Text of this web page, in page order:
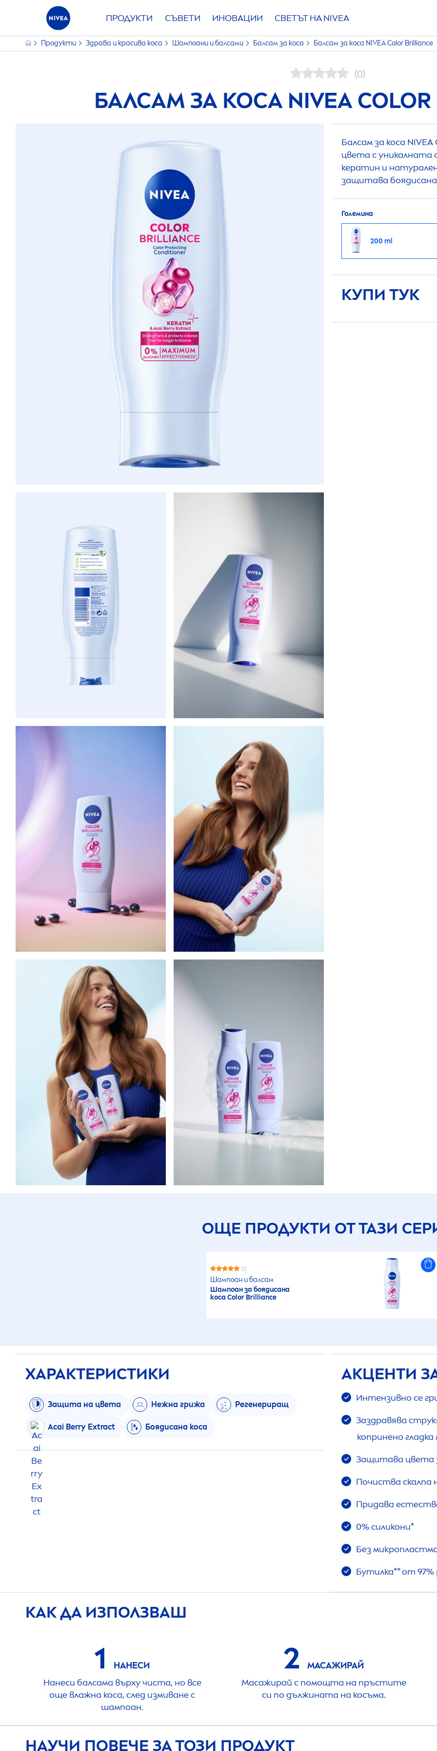
ПРОДУКТИ СЪВЕТИ ИНОВАЦИИ СВЕТЪТ НАNIVEA
Продукти Здрава и красива коса Шампоани и балсами Балсам за коса Балсам за коса NIVEAColor Brilliance
(0)
БАЛСАМ ЗА КОСА NIVEA COLOR
Балсам за коса NIVEA
цвета с уникалната
кератин и
защитава
Големина
200 ml
КУПИ ТУК
ОЩЕ ПРОДУКТИ ОТ ТАЗИ
(1)
Шампоан и балсам
Шампоан за боядисана
коса ColorBrilliance
ХАРАКТЕРИСТИКИ
Защита на цвета Нежна грижа Регенериращ
Acai Berry Extract Боядисана коса
АКЦЕНТИ
Интензивно се
Заздравява
копринено
Защитава цвета
Почиства скалпа
Придава
0% силикони*
Без
Бутилка** от
КАК ДА ИЗПОЛЗВАШ
1
НАНЕСИ
Нанеси балсама върху чиста, но все
още влажна коса, след измиване с
шампоан.
2
МАСАЖИРАЙ
Масажирай с помощта на пръстите
си по дължината на косъма.
НАУЧИ ПОВЕЧЕ ЗА ТОЗИ ПРОДУКТ